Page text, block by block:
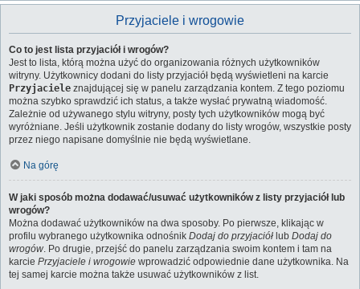
Przyjaciele i wrogowie
Co to jest lista przyjaciół i wrogów?
Jest to lista, którą można użyć do organizowania różnych użytkowników
witryny. Użytkownicy dodani do listy przyjaciół będą wyświetleni na karcie
Przyjaciele znajdującej się w panelu zarządzania kontem. Z tego poziomu
można szybko sprawdzić ich status, a także wysłać prywatną wiadomość.
Zależnie od używanego stylu witryny, posty tych użytkowników mogą być
wyróżniane. Jeśli użytkownik zostanie dodany do listy wrogów, wszystkie posty
przez niego napisane domyślnie nie będą wyświetlane.
Na górę
W jaki sposób można dodawać/usuwać użytkowników z listy przyjaciół lub
wrogów?
Można dodawać użytkowników na dwa sposoby. Po pierwsze, klikając w
profilu wybranego użytkownika odnośnik Dodaj do przyjaciół lub Dodaj do
wrogów. Po drugie, przejść do panelu zarządzania swoim kontem i tam na
karcie Przyjaciele i wrogowie wprowadzić odpowiednie dane użytkownika. Na
tej samej karcie można także usuwać użytkowników z list.